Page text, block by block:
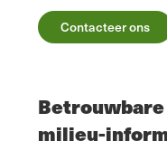
Contacteer ons
milieu-